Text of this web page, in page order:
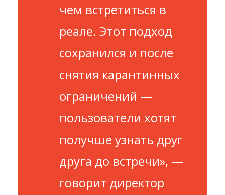
чем встретиться в
реале. Этот подход
сохранился и после
снятия карантинных
ограничений —
пользователи хотят
получше узнать друг
друга до встречи», —
говорит директор